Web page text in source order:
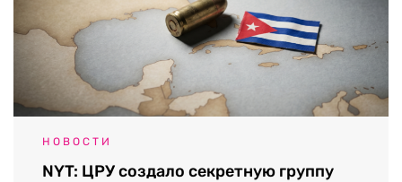
НОВОСТИ
NYT: ЦРУ создало секретную группу